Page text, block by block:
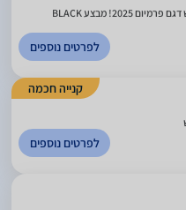
מכונת כביסה ‏10 ‏ק''ג Bosch WGG254Z0GB בוש דגם פרמיום 2025! מבצע BLACK
לפרטים נוספים
קנייה חכמה
לפרטים נוספים